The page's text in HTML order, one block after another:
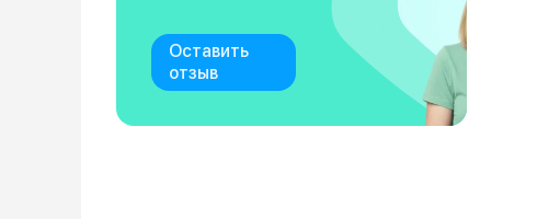
Оставить
отзыв